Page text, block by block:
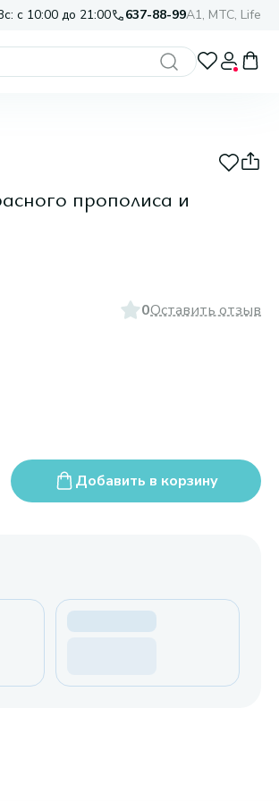
с 10:00 до 21:00 637-88-99A1, МТС, Life
прополиса и
0Оставить отзыв
Добавить в корзину